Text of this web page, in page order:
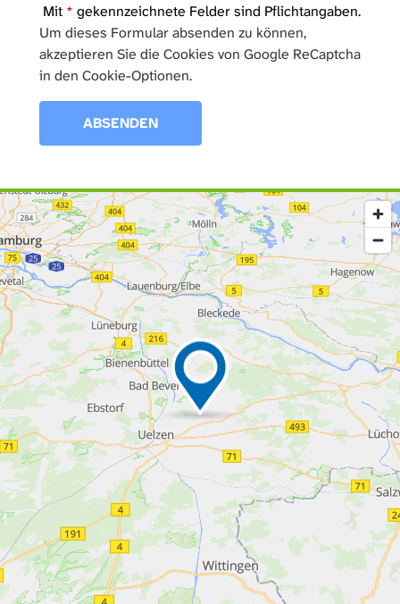
Mit * gekennzeichnete Felder sind Pflichtangaben.
Um dieses Formular absenden zu können,
akzeptieren Sie die Cookies von Google ReCaptcha
in den Cookie-Optionen.
ABSENDEN